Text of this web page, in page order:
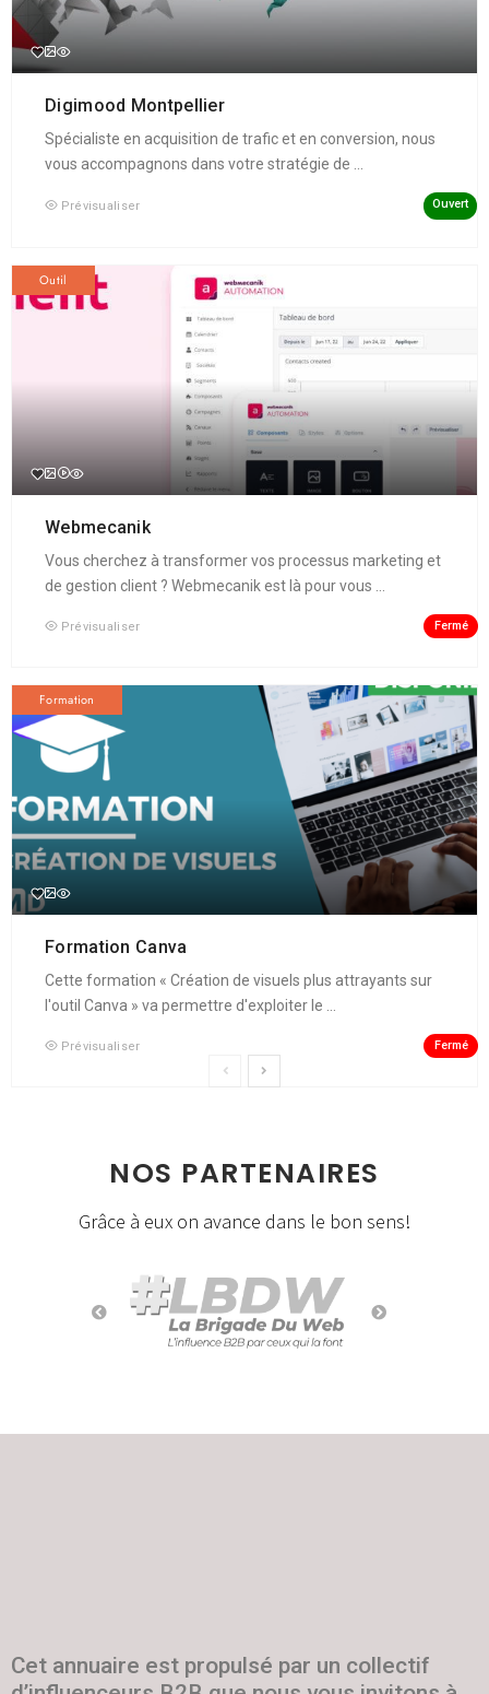
Digimood Montpellier
Spécialiste en acquisition de trafic et en conversion, nous
vous accompagnons dans votre stratégie de ...
Prévisualiser Ouvert
Outil
Webmecanik
Vous cherchez à transformer vos processus marketing et
de gestion client ? Webmecanik est là pour vous ...
Prévisualiser Fermé
Formation
Formation Canva
Cette formation « Création de visuels plus attrayants sur
l'outil Canva » va permettre d'exploiter le ...
Prévisualiser Fermé
NOS PARTENAIRES
Grâce à eux on avance dans le bon sens!
Cet annuaire est propulsé par un collectif